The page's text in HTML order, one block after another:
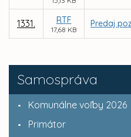
Samospráva
Komunálne voľby 2026
Primátor
1331. RTF
17,68 KB
Predaj